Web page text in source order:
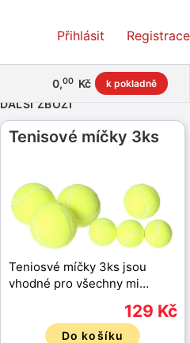
Přihlásit Registrace
0,00 Kč k pokladně
DALŠÍ ZBOŽÍ
Tenisové míčky 3ks
Teniosvé míčky 3ks jsou
vhodné pro všechny mi…
129 Kč
Do košíku